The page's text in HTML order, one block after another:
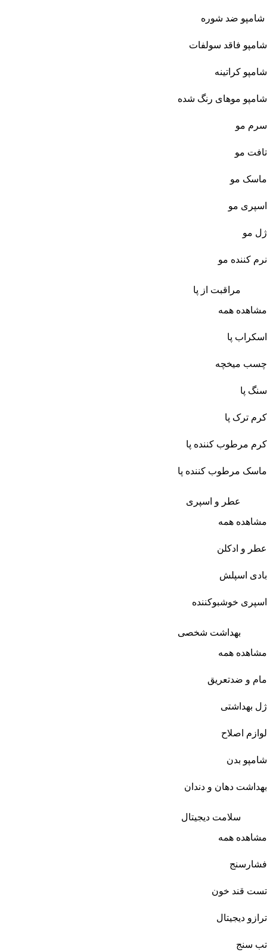
شامپو ضد شوره
شامپو فاقد سولفات
شامپو کراتینه
شامپو موهای رنگ شده
سرم مو
تافت مو
ماسک مو
اسپری مو
ژل مو
نرم کننده مو
مراقبت از پا
مشاهده همه
اسکراب پا
چسب میخچه
سنگ پا
کرم ترک پا
کرم مرطوب کننده پا
ماسک مرطوب کننده پا
عطر و اسپری
مشاهده همه
عطر و ادکلن
بادی اسپلش
اسپری خوشبوکننده
بهداشت شخصی
مشاهده همه
مام و ضدتعریق
ژل بهداشتی
لوازم اصلاح
شامپو بدن
بهداشت دهان و دندان
سلامت دیجیتال
مشاهده همه
فشارسنج
تست قند خون
ترازو دیجیتال
تب سنج